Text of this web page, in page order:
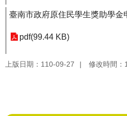
臺南市政府原住民學生獎助學金
pdf(99.44 KB)
上版日期：110-09-27 修改時間：